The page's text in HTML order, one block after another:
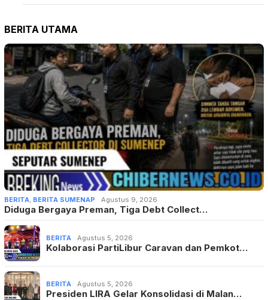
BERITA UTAMA
BERITA, BERITA SUMENAP Agustus 9, 2026
Diduga Bergaya Preman, Tiga Debt Collect…
BERITA Agustus 5, 2026
Kolaborasi PartiLibur Caravan dan Pemkot…
BERITA Agustus 5, 2026
Presiden LIRA Gelar Konsolidasi di Malan…